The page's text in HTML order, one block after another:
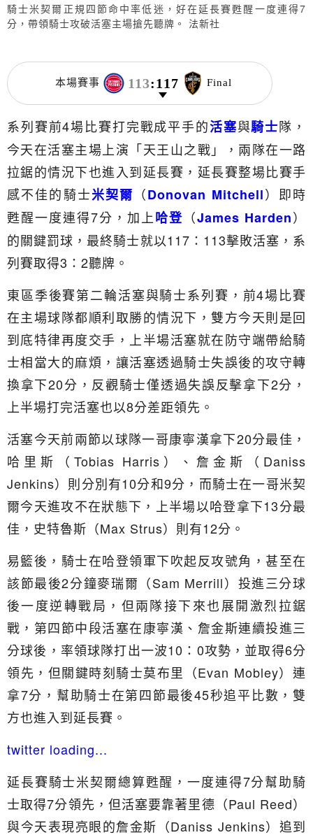
騎士米契爾正規四節命中率低迷，好在延長賽甦醒一度連得7
分，帶領騎士攻破活塞主場搶先聽牌。 法新社
本場賽事 113:117 Final
系列賽前4場比賽打完戰成平手的活塞與騎士隊，
今天在活塞主場上演「天王山之戰」，兩隊在一路
拉鋸的情況下也進入到延長賽，延長賽整場比賽手
感不佳的騎士米契爾 （Donovan Mitchell）即時
甦醒一度連得7分，加上哈登 （James Harden）
的關鍵罰球，最終騎士就以117：113擊敗活塞，系
列賽取得3：2聽牌。
東區季後賽第二輪活塞與騎士系列賽，前4場比賽
在主場球隊都順利取勝的情況下，雙方今天則是回
到底特律再度交手，上半場活塞就在防守端帶給騎
士相當大的麻煩，讓活塞透過騎士失誤後的攻守轉
換拿下20分，反觀騎士僅透過失誤反擊拿下2分，
上半場打完活塞也以8分差距領先。
活塞今天前兩節以球隊一哥康寧漢拿下20分最佳，
哈里斯（Tobias Harris）、詹金斯（Daniss
Jenkins）則分別有10分和9分，而騎士在一哥米契
爾今天進攻不在狀態下，上半場以哈登拿下13分最
佳，史特魯斯（Max Strus）則有12分。
易籃後，騎士在哈登領軍下吹起反攻號角，甚至在
該節最後2分鐘麥瑞爾（Sam Merrill）投進三分球
後一度逆轉戰局，但兩隊接下來也展開激烈拉鋸
戰，第四節中段活塞在康寧漢、詹金斯連續投進三
分球後，率領球隊打出一波10：0攻勢，並取得6分
領先，但關鍵時刻騎士莫布里（Evan Mobley）連
拿7分，幫助騎士在第四節最後45秒追平比數，雙
方也進入到延長賽。
twitter loading...
延長賽騎士米契爾總算甦醒，一度連得7分幫助騎
士取得7分領先，但活塞要靠著里德（Paul Reed）
與今天表現亮眼的詹金斯（Daniss Jenkins）追到